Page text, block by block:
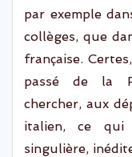
par exemple
collèges, que
française. Certes
passé de la
chercher, aux
italien, ce qui
singulière,